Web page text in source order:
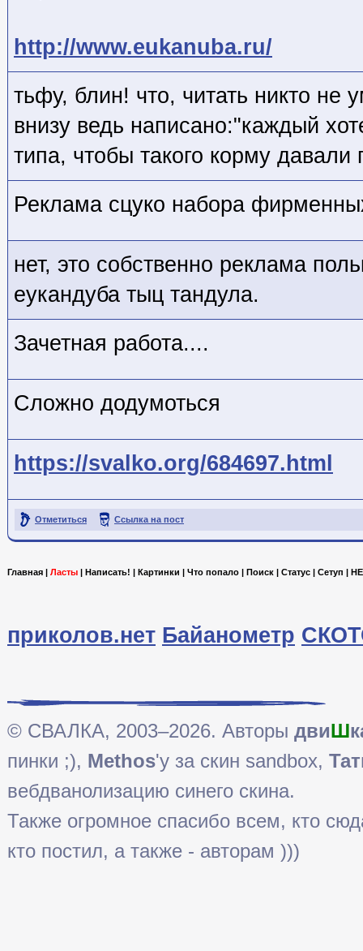
http://www.eukanuba.ru/
тьфу, блин! что, читать никто не
внизу ведь написано:"каждый
типа, чтобы такого корму давали
Реклама сцуко набора
нет, это собственно реклама
еукандуба тыц тандула.
Зачетная работа....
Сложно додумоться
https://svalko.org/684697.html
Отметиться Ссылка на пост
Главная | Ласты | Написать! | Картинки | Что попало | Поиск | Статус | Сетуп |
приколов.нет Байанометр
© СВАЛКА, 2003–2026. Авторы двиШ
пинки ;), Methos'у за скин sandbox,
вебдванолизацию синего скина.
Также огромное спасибо всем, кто
кто постил, а также - авторам )))